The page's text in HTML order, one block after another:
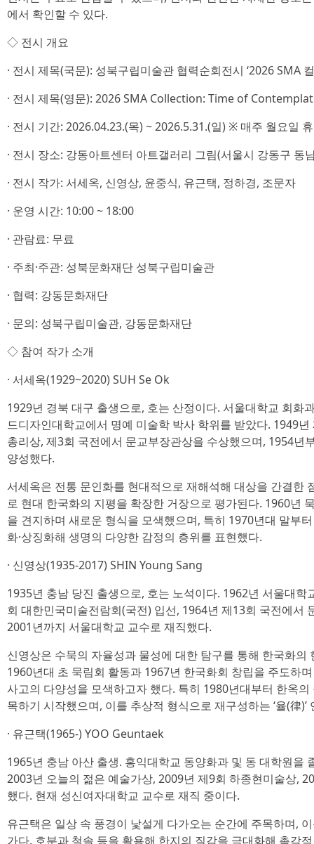
에서 확인할 수 있다.
◇ 전시 개요
· 전시 제목(국문): 성북구립미술관 협력순회전시 ‘2026 SMA
· 전시 제목(영문): 2026 SMA Collection: Time of
· 전시 기간: 2026.04.23.(목) ~ 2026.5.31.(일) ※ 매주 월요일
· 전시 장소: 강동아트센터 아트갤러리 그림(서울시 강동구 동
· 전시 작가: 서세옥, 신영상, 윤중식, 유근택, 정하경, 조문자
· 운영 시간: 10:00 ~ 18:00
· 관람료: 무료
· 주최·주관: 성북문화재단 성북구립미술관
· 협력: 강동문화재단
· 문의: 성북구립미술관, 강동문화재단
◇ 참여 작가 소개
· 서세옥(1929~2020) SUH Se Ok
1929년 경북 대구 출생으로, 호는 산정이다. 서울대학교 회화
드디자인대학교에서 명예 미술학 박사 학위를 받았다. 1949
총리상, 제3회 국전에서 문교부장관상을 수상했으며, 1954년
양성했다.
서세옥은 전통 문인화를 현대적으로 재해석해 대상을 간결한
로 현대 한국화의 지평을 확장한 거장으로 평가된다. 1960년
을 견지하며 새로운 형식을 모색했으며, 특히 1970년대 말부
화·상징화해 생명의 다양한 감정의 층위를 표현했다.
· 신영상(1935-2017) SHIN Young Sang
1935년 충남 당진 출생으로, 호는 노석이다. 1962년 서울대
회 대한민국미술전람회(국전) 입선, 1964년 제13회 국전에서
2001년까지 서울대학교 교수로 재직했다.
신영상은 수묵의 자율성과 물성에 대한 탐구를 통해 한국화의
1960년대 초 묵림회 활동과 1967년 한국화회 창립을 주도하
사고의 다양성을 모색하고자 했다. 특히 1980년대부터 한옥
목하기 시작했으며, 이를 추상적 형식으로 재구성하는 ‘율(律
· 유근택(1965-) YOO Geuntaek
1965년 충남 아산 출생. 홍익대학교 동양화과 및 동 대학원을
2003년 오늘의 젊은 예술가상, 2009년 제9회 하종현미술상,
했다. 현재 성신여자대학교 교수로 재직 중이다.
유근택은 일상 속 풍경이 낯설게 다가오는 순간에 주목하며,
가다. 호분과 철솔 등을 활용해 한지의 질감을 극대화해 촉각